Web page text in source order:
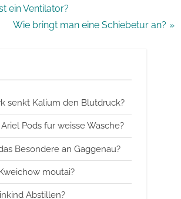
ein Ventilator?
N
o
s
t
Wie bringt man eine Schiebetur an?
senkt Kalium den Blutdruck?
Pods fur weisse Wasche?
Besondere an Gaggenau?
moutai?
Abstillen?